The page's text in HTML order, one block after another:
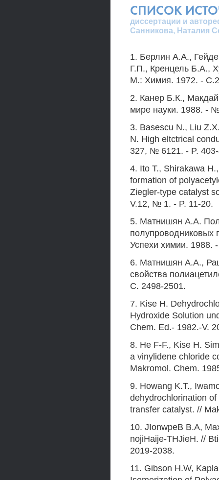
СПИСОК
диссертации и
Санникова, Наталия
1. Берлин А.А.,
Г.П., Кренцель Б.А.,
М.: Химия. 1972. -
2. Канер Б.К.,
мире науки. 1988. -
3. Basescu N., Liu
N. High eltctrical
327, № 6121. - P.
4. Ito Т., Shirakawa
formation of
Ziegler-type catalyst
V.12, № 1. - P. 11-20.
5. Матнишян А.А.
полупроводниковых
Успехи химии. 1988.
6. Матнишян А.А.,
свойства
С. 2498-2501.
7. Kise Н.
Hydroxide Solution
Chem. Ed.- 1982.-V.
8. He F-F., Kise H.
a vinylidene chloride
Makromol. Chem.
9. Howang K.T.,
dehydrochlorination
transfer catalyst. //
10. JIonwpeB B.A,
nojiHaije-THJieH. //
2019-2038.
11. Gibson H.W,